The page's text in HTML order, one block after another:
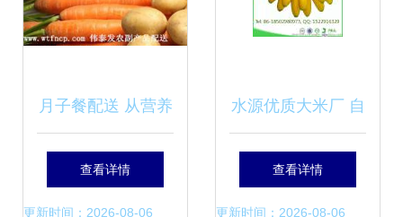
月子餐配送 从营养
调理到规模化批发
的一站式解析
查看详情
更新时间：2026-08-06
水源优质大米厂 自
然馈赠与工艺传承
的结晶
查看详情
更新时间：2026-08-06